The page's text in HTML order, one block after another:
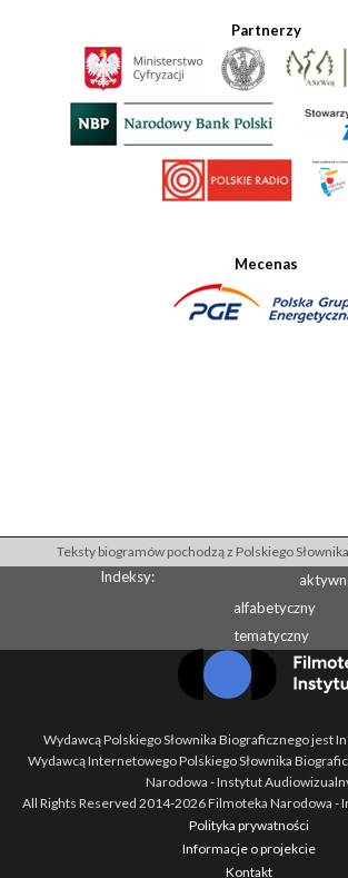
Partnerzy
Mecenas
Teksty biogramów pochodzą z Polskiego
Indeksy:
alfabetyczny
tematyczny
Wydawcą Polskiego Słownika Biograficznego jest
Wydawcą Internetowego Polskiego Słownika
Narodowa - Instytut
All Rights Reserved 2014-2026Filmoteka Narodowa -
Polityka prywatności
Informacje o projekcie
Kontakt